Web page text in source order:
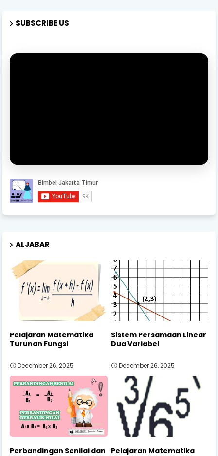
SUBSCRIBE US
ALJABAR
Pelajaran Matematika
Turunan Fungsi
December 26, 2025
Sistem Persamaan Linear
Dua Variabel
December 26, 2025
Perbandingan Senilai dan
Pelajaran Matematika